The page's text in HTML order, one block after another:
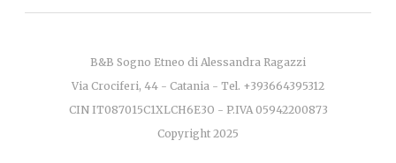
B&B Sogno Etneo di Alessandra Ragazzi
Via Crociferi, 44 - Catania - Tel. +393664395312
CIN IT087015C1XLCH6E3O - P.IVA 05942200873
Copyright 2025